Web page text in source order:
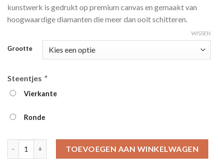
kunstwerk is gedrukt op premium canvas en gemaakt van
hoogwaardige diamanten die meer dan ooit schitteren.
Grootte
WISSEN
Steentjes *
Vierkante
Ronde
TOEVOEGEN AAN WINKELWAGEN